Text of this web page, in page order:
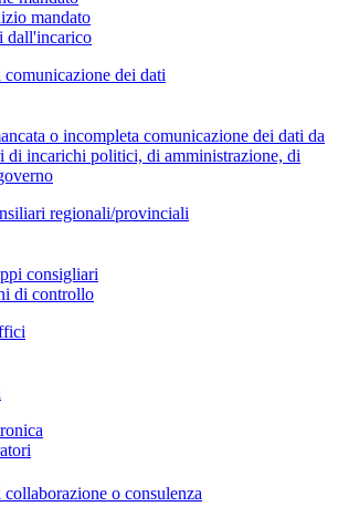
mandato
dall'incarico
comunicazione dei dati
o incompleta comunicazione dei dati da
di incarichi politici, di amministrazione, di
regionali/provinciali
consigliari
di controllo
o consulenza